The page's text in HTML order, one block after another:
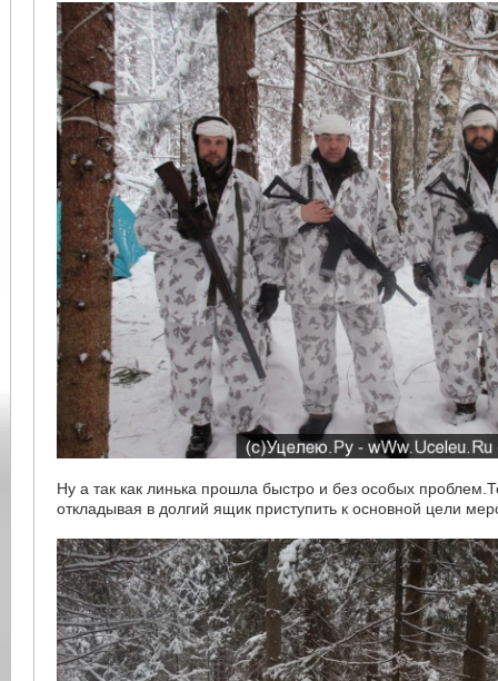
Ну а так как линька прошла быстро и без особых
откладывая в долгий ящик приступить к основной цели